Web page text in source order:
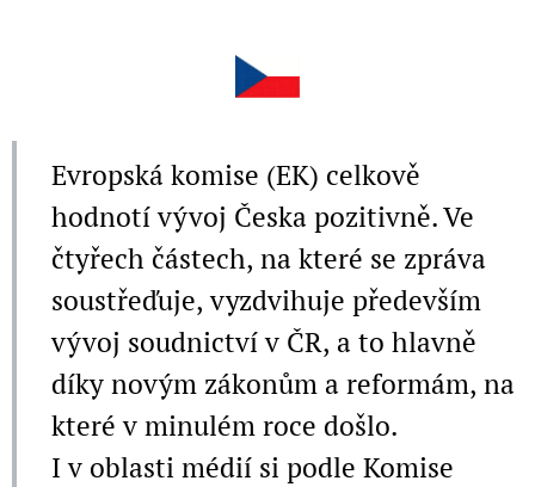
Evropská komise (EK) celkově
hodnotí vývoj Česka pozitivně. Ve
čtyřech částech, na které se zpráva
soustřeďuje, vyzdvihuje především
vývoj soudnictví v ČR, a to hlavně
díky novým zákonům a reformám, na
které v minulém roce došlo.
I v oblasti médií si podle Komise